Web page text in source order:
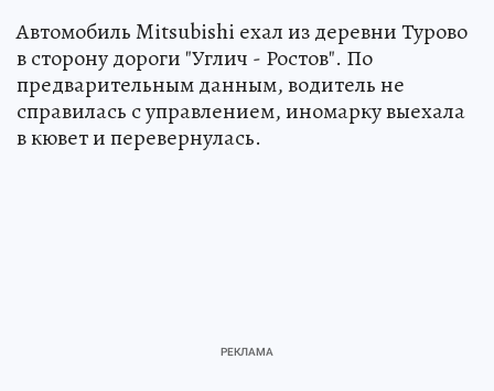
Автомобиль Mitsubishi ехал из деревни Турово
в сторону дороги "Углич - Ростов". По
предварительным данным, водитель не
справилась с управлением, иномарку выехала
в кювет и перевернулась.